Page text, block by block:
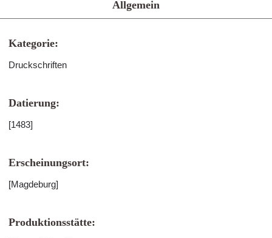
Allgemein
Kategorie:
Druckschriften
Datierung:
[1483]
Erscheinungsort:
[Magdeburg]
Produktionsstätte: